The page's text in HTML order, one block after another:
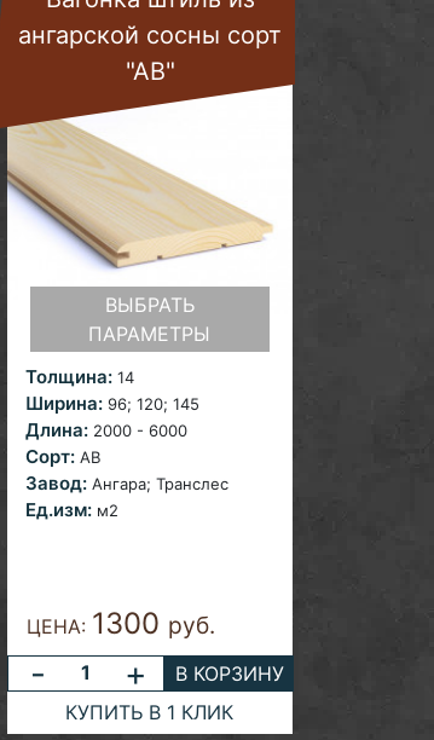
ангарской сосны сорт
"АВ"
ВЫБРАТЬ
ПАРАМЕТРЫ
Толщина: 14
Ширина:96; 120; 145
Длина: 2000 - 6000
Сорт: AB
Завод:Ангара; Транслес
Ед.изм: м2
ЦЕНА: 1300 руб.
- +
В КОРЗИНУ
КУПИТЬ В 1 КЛИК